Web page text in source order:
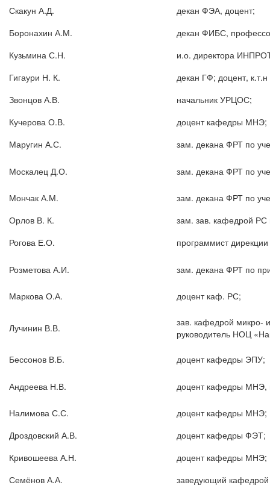
Скакун А.Д.
декан ФЭА, доцент;
Боронахин А.М.
декан ФИБС,
Кузьмина С.Н.
и.о. директора
Гигаури Н. К.
декан ГФ; доцент, к.т.н
Звонцов А.В.
начальник УРЦОС;
Кучерова О.В.
доцент кафедры МНЭ;
Маругин А.С.
зам. декана ФРТ по
Москалец Д.О. зам. декана ФРТ по
Мончак А.М.
зам. декана ФРТ по
Орлов В. К.
зам. зав. кафедрой РС
Рогова Е.О.
программист
Розметова А.И. зам. декана ФРТ по
Маркова О.А. доцент каф. РС;
Лучинин В.В.
зав. кафедрой микро-
руководитель НОЦ
Бессонов В.Б. доцент кафедры ЭПУ;
Андреева Н.В. доцент кафедры МНЭ,
Налимова С.С.
доцент кафедры МНЭ;
Дроздовский А.В.
доцент кафедры ФЭТ;
Кривошеева А.Н.
доцент кафедры МНЭ;
Семёнов А.А.
заведующий